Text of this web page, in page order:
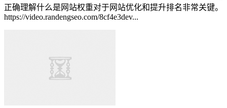
正确理解什么是网站权重对于网站优化和提升排名非常关键。
https://video.randengseo.com/8cf4e3dev...